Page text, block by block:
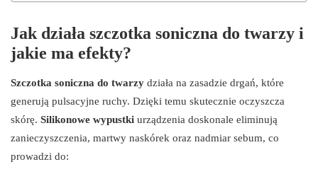
Jak działa szczotka soniczna do twarzy i
jakie ma efekty?
Szczotka soniczna do twarzy działa na zasadzie drgań, które
generują pulsacyjne ruchy. Dzięki temu skutecznie oczyszcza
skórę. Silikonowe wypustki urządzenia doskonale eliminują
zanieczyszczenia, martwy naskórek oraz nadmiar sebum, co
prowadzi do: